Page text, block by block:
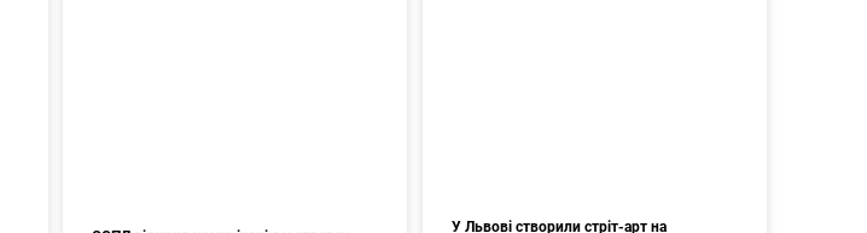
У Львові створили стріт-арт на